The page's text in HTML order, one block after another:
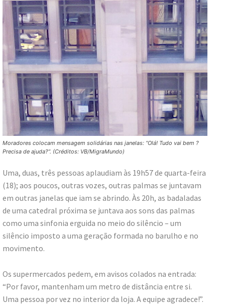
Moradores colocam mensagem solidárias nas janelas: “Olá! Tudo vai bem ?
Precisa de ajuda?”. (Créditos: VB/MigraMundo)
Uma, duas, três pessoas aplaudiam às 19h57 de quarta-feira
(18); aos poucos, outras vozes, outras palmas se juntavam
em outras janelas que iam se abrindo. Às 20h, as badaladas
de uma catedral próxima se juntava aos sons das palmas
como uma sinfonia erguida no meio do silêncio – um
silêncio imposto a uma geração formada no barulho e no
movimento.
Os supermercados pedem, em avisos colados na entrada:
“Por favor, mantenham um metro de distância entre si.
Uma pessoa por vez no interior da loja. A equipe agradece!”.